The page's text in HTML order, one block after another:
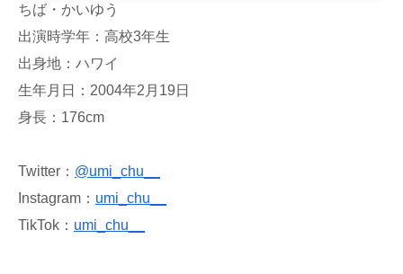
ちば・かいゆう
出演時学年：高校3年生
出身地：ハワイ
生年月日：2004年2月19日
身長：176cm
Twitter： @umi_chu__
Instagram： umi_chu__
TikTok： umi_chu__